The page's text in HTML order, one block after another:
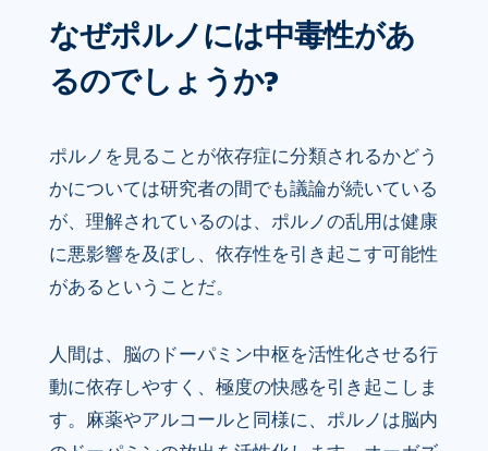
なぜポルノには中毒性があ
るのでしょうか?
ポルノを見ることが依存症に分類されるかどう
かについては研究者の間でも議論が続いている
が、理解されているのは、ポルノの乱用は健康
に悪影響を及ぼし、依存性を引き起こす可能性
があるということだ。
人間は、脳のドーパミン中枢を活性化させる行
動に依存しやすく、極度の快感を引き起こしま
す。麻薬やアルコールと同様に、ポルノは脳内